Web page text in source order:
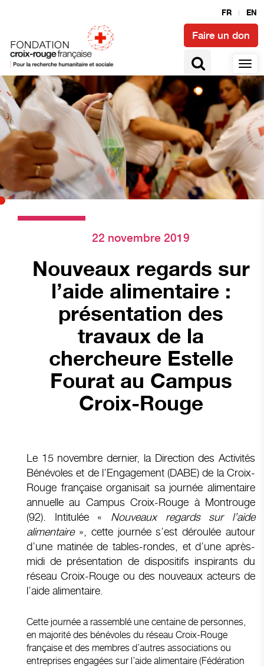
FR EN
Faire un don
22 novembre 2019
Nouveaux regards sur
l’aide alimentaire :
présentation des
travaux de la
chercheure Estelle
Fourat au Campus
Croix-Rouge
Le 15 novembre dernier, la Direction des Activités
Bénévoles et de l’Engagement (DABE) de la Croix-
Rouge française organisait sa journée alimentaire
annuelle au Campus Croix-Rouge à Montrouge
(92). Intitulée « Nouveaux regards sur l’aide
alimentaire», cette journée s’est déroulée autour
d’une matinée de tables-rondes, et d’une après-
midi de présentation de dispositifs inspirants du
réseau Croix-Rouge ou des nouveaux acteurs de
l’aide alimentaire.
Cette journée a rassemblé une centaine de personnes,
en majorité des bénévoles du réseau Croix-Rouge
française et des membres d’autres associations ou
entreprises engagées sur l’aide alimentaire (Fédération